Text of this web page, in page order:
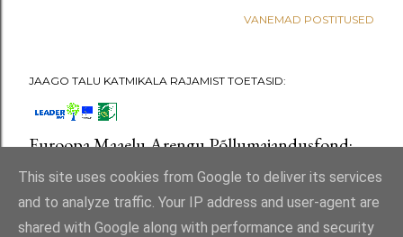
VANEMAD POSTITUSED
JAAGO TALU KATMIKALA RAJAMIST TOETASID:
Euroopa Maaelu Arengu Põllumajandusfond:
Euroopa investeeringud maapiirkondadesse
This site uses cookies from Google to deliver its services
and to analyze traffic. Your IP address and user-agent are
shared with Google along with performance and security